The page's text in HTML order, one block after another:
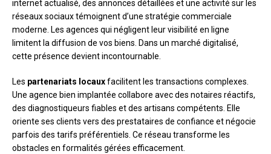
internet actualisé, des annonces détaillées et une activité sur les
réseaux sociaux témoignent d’une stratégie commerciale
moderne. Les agences qui négligent leur visibilité en ligne
limitent la diffusion de vos biens. Dans un marché digitalisé,
cette présence devient incontournable.
Les partenariats locauxfacilitent les transactions complexes.
Une agence bien implantée collabore avec des notaires réactifs,
des diagnostiqueurs fiables et des artisans compétents. Elle
oriente ses clients vers des prestataires de confiance et négocie
parfois des tarifs préférentiels. Ce réseau transforme les
obstacles en formalités gérées efficacement.